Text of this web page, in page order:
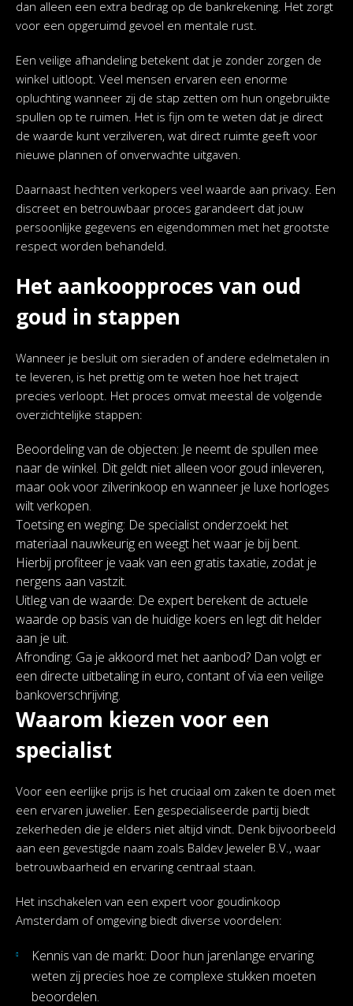
dan alleen een extra bedrag op de bankrekening. Het zorgt
voor een opgeruimd gevoel en mentale rust.
Een veilige afhandeling betekent dat je zonder zorgen de
winkel uitloopt. Veel mensen ervaren een enorme
opluchting wanneer zij de stap zetten om hun ongebruikte
spullen op te ruimen. Het is fijn om te weten dat je direct
de waarde kunt verzilveren, wat direct ruimte geeft voor
nieuwe plannen of onverwachte uitgaven.
Daarnaast hechten verkopers veel waarde aan privacy. Een
discreet en betrouwbaar proces garandeert dat jouw
persoonlijke gegevens en eigendommen met het grootste
respect worden behandeld.
Het aankoopproces van oud
goud in stappen
Wanneer je besluit om sieraden of andere edelmetalen in
te leveren, is het prettig om te weten hoe het traject
precies verloopt. Het proces omvat meestal de volgende
overzichtelijke stappen:
Beoordeling van de objecten: Je neemt de spullen mee
naar de winkel. Dit geldt niet alleen voor goud inleveren,
maar ook voor zilverinkoop en wanneer je luxe horloges
wilt verkopen.
Toetsing en weging: De specialist onderzoekt het
materiaal nauwkeurig en weegt het waar je bij bent.
Hierbij profiteer je vaak van een gratis taxatie, zodat je
nergens aan vastzit.
Uitleg van de waarde: De expert berekent de actuele
waarde op basis van de huidige koers en legt dit helder
aan je uit.
Afronding: Ga je akkoord met het aanbod? Dan volgt er
een directe uitbetaling in euro, contant of via een veilige
bankoverschrijving.
Waarom kiezen voor een
specialist
Voor een eerlijke prijs is het cruciaal om zaken te doen met
een ervaren juwelier. Een gespecialiseerde partij biedt
zekerheden die je elders niet altijd vindt. Denk bijvoorbeeld
aan een gevestigde naam zoals Baldev Jeweler B.V., waar
betrouwbaarheid en ervaring centraal staan.
Het inschakelen van een expert voor goudinkoop
Amsterdam of omgeving biedt diverse voordelen:
Kennis van de markt: Door hun jarenlange ervaring
weten zij precies hoe ze complexe stukken moeten
beoordelen.